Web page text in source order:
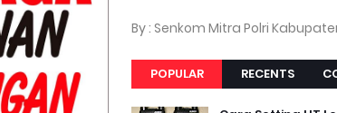
By : Senkom Mitra Polri
POPULAR RECENTS